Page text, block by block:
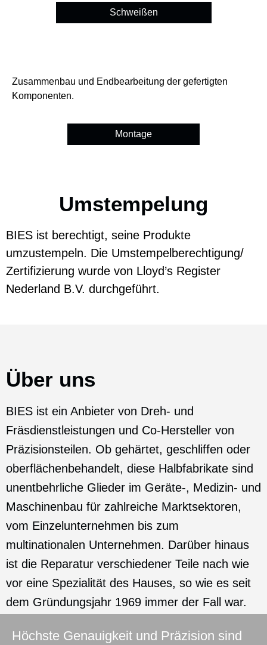
Schweißen
Zusammenbau und Endbearbeitung der gefertigten
Komponenten.
Montage
Umstempelung
BIES ist berechtigt, seine Produkte
umzustempeln. Die Umstempelberechtigung/
Zertifizierung wurde von Lloyd’s Register
Nederland B.V. durchgeführt.
Über uns
BIES ist ein Anbieter von Dreh- und
Fräsdienstleistungen und Co-Hersteller von
Präzisionsteilen. Ob gehärtet, geschliffen oder
oberflächenbehandelt, diese Halbfabrikate sind
unentbehrliche Glieder im Geräte-, Medizin- und
Maschinenbau für zahlreiche Marktsektoren,
vom Einzelunternehmen bis zum
multinationalen Unternehmen. Darüber hinaus
ist die Reparatur verschiedener Teile nach wie
vor eine Spezialität des Hauses, so wie es seit
dem Gründungsjahr 1969 immer der Fall war.
Höchste Genauigkeit und Präzision sind